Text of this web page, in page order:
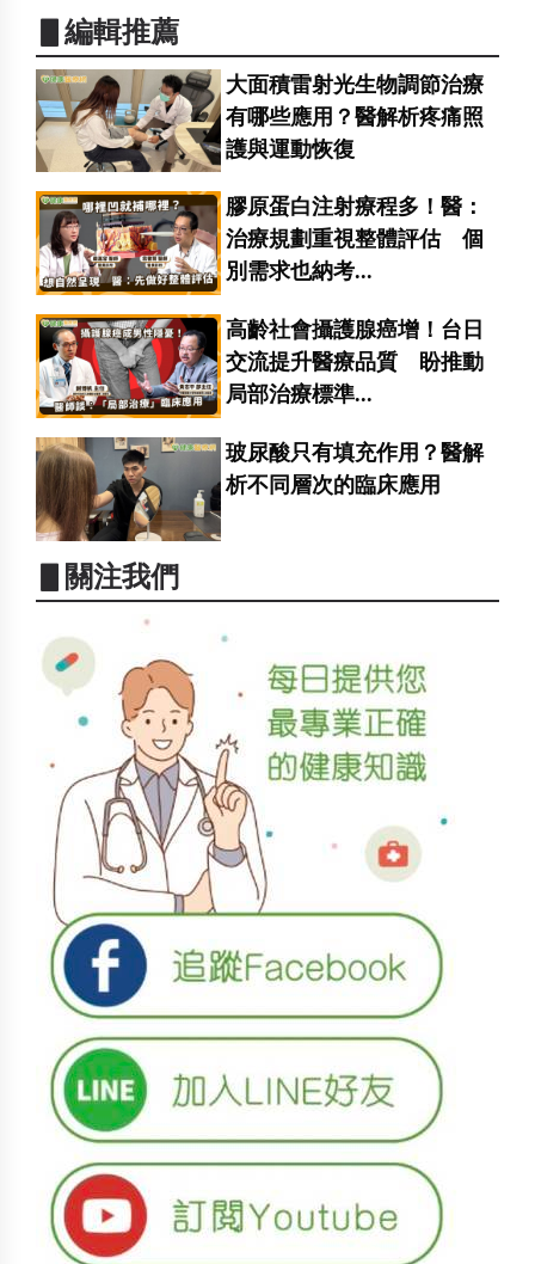
▋編輯推薦
大面積雷射光生物調節治療
有哪些應用？醫解析疼痛照
護與運動恢復
膠原蛋白注射療程多！醫：
治療規劃重視整體評估 個
別需求也納考...
高齡社會攝護腺癌增！台日
交流提升醫療品質 盼推動
局部治療標準...
玻尿酸只有填充作用？醫解
析不同層次的臨床應用
▋關注我們